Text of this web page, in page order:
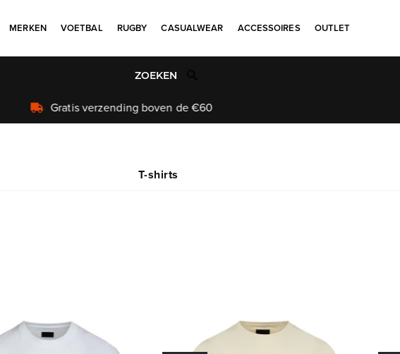
MERKEN VOETBAL RUGBY CASUALWEAR ACCESSOIRES OUTLET
Uniek aanbod
T-shirts